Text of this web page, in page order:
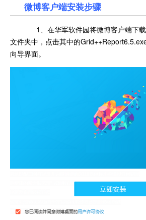
微博客户端安装步骤
1、在华军软件园将微博客户端下
文件夹中，点击其中的
向导界面。